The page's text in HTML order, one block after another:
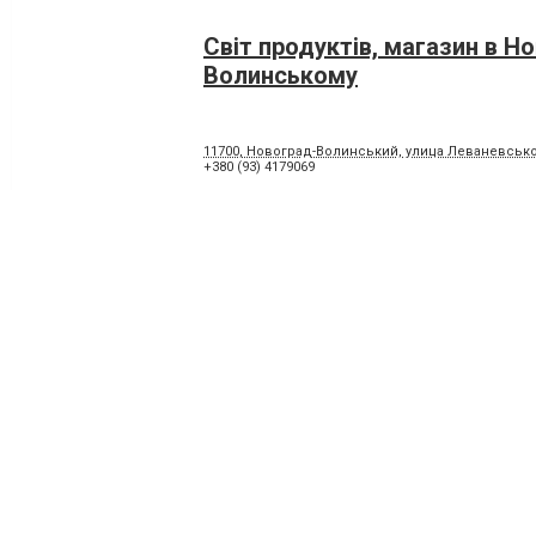
Світ продуктів, магазин в
Волинському
11700, Новоград-Волинський, улица
+380 (93) 4179069